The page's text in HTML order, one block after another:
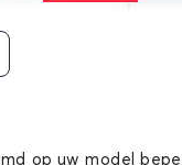
op uw model